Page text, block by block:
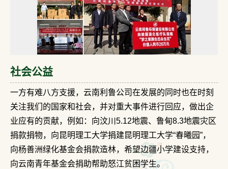
社会公益
一方有难八方支援，云南利鲁公司在发展的同时也在时刻
关注我们的国家和社会，并对重大事件进行回应，做出企
业应有的贡献，例如：向汶川5.12地震、鲁甸8.3地震灾区
捐款捐物，向昆明理工大学捐建昆明理工大学“春曦园”，
向杨善洲绿化基金会捐款造林，希望边疆小学建设支持，
向云南青年基金会捐助帮助怒江贫困学生。